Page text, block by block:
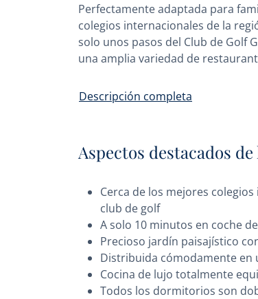
Perfectamente adaptada para
colegios internacionales de la
solo unos pasos del Club de Golf
una amplia variedad de
Descripción completa
Aspectos destacados
Cerca de los mejores
club de golf
A solo 10 minutos en coche
Precioso jardín paisajístico
Distribuida cómodamente en
Cocina de lujo totalmente
Todos los dormitorios son